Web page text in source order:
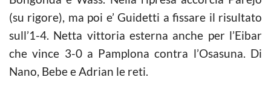
(su rigore), ma poi e’ Guidetti a fissare il risultato
sull’1-4. Netta vittoria esterna anche per l’Eibar
che vince 3-0 a Pamplona contra l’Osasuna. Di
Nano, Bebe e Adrian le reti.